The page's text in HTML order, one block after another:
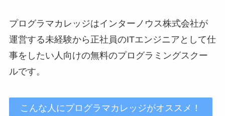
プログラマカレッジはインターノウス株式会社が
運営する未経験から正社員のITエンジニアとして仕
事をしたい人向けの無料のプログラミングスクー
ルです。
こんな人にプログラマカレッジがオススメ！